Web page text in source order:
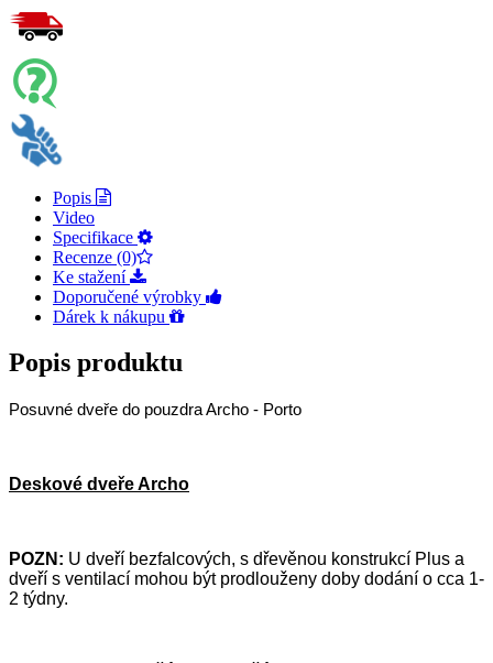
Popis
Video
Specifikace
Recenze (0)
Ke stažení
Doporučené výrobky
Dárek k nákupu
Popis produktu
Posuvné dveře do pouzdra Archo - Porto
Deskové dveře Archo
POZN: U dveří bezfalcových, s dřevěnou konstrukcí Plus a
dveří s ventilací mohou být prodlouženy doby dodání o cca 1-
2 týdny.